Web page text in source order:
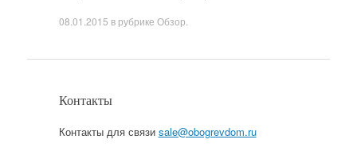
08.01.2015 в рубрике Обзор
Контакты
Контакты для связи sale@obogrevdom.ru